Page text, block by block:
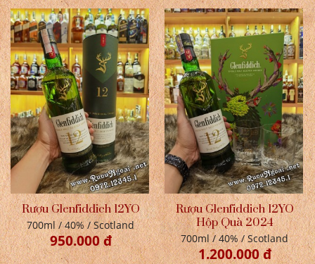
Rượu Glenfiddich 12YO
700ml / 40% / Scotland
950.000 đ
Rượu Glenfiddich 12YO
Hộp Quà 2024
700ml / 40% / Scotland
1.200.000 đ